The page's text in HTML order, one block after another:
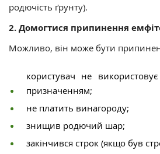
родючість ґрунту).
2. Домогтися припинення
Можливо, він може бути
користувач не
призначенням;
не платить винагороду;
знищив родючий шар;
закінчився строк (якщо був